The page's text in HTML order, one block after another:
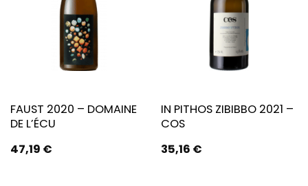
FAUST 2020 – DOMAINE
DE L’ÉCU
47,19 €
IN PITHOS ZIBIBBO 2021 –
COS
35,16 €